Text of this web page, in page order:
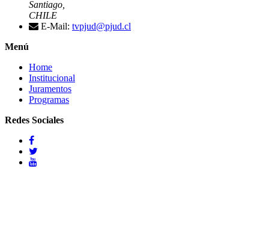
Santiago,
CHILE
E-Mail: tvpjud@pjud.cl
Menú
Home
Institucional
Juramentos
Programas
Redes Sociales